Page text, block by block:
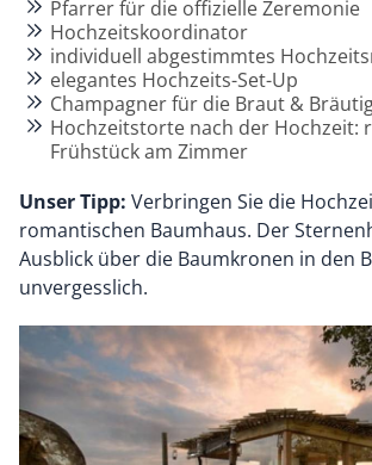
Pfarrer für die offizielle Zeremonie
Hochzeitskoordinator
individuell abgestimmtes
elegantes Hochzeits-Set-Up
Champagner für die Braut &
Hochzeitstorte nach der Hochzeit:
Frühstück am Zimmer
Unser Tipp: Verbringen Sie die
romantischen Baumhaus. Der
Ausblick über die Baumkronen in den
unvergesslich.